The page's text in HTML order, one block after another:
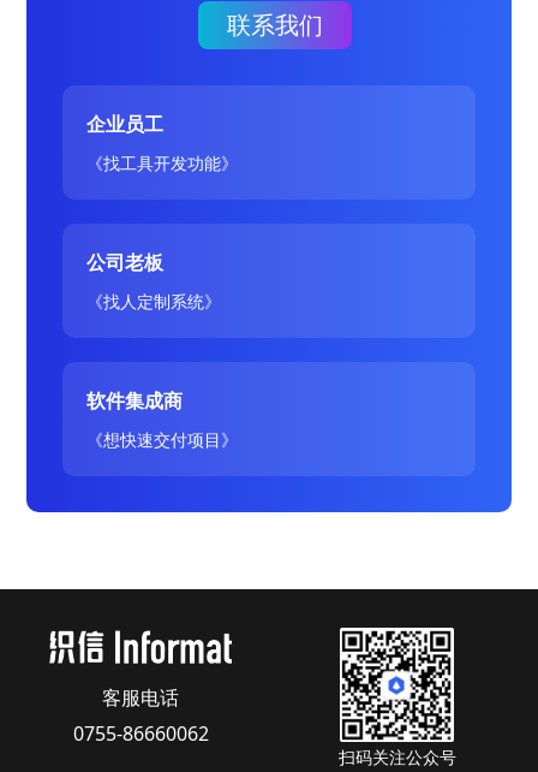
联系我们
企业员工
《找工具开发功能》
公司老板
《找人定制系统》
软件集成商
《想快速交付项目》
客服电话
0755-86660062
扫码关注公众号